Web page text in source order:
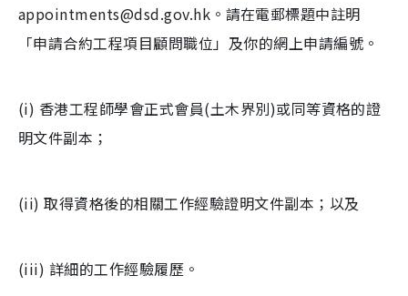
appointments@dsd.gov.hk。請在電郵標題中註明
「申請合約工程項目顧問職位」及你的網上申請編號。
(i) 香港工程師學會正式會員(土木界別)或同等資格的證
明文件副本；
(ii) 取得資格後的相關工作經驗證明文件副本；以及
(iii) 詳細的工作經驗履歷。